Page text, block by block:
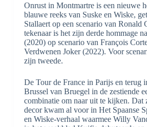
Onrust in Montmartre is een nieuwe
blauwe reeks van Suske en Wiske,
Stallaert op een scenario van Ronald
tekenaar is het zijn derde hommage
(2020) op scenario van François
Verdwenen Joker (2022). Voor
zijn tweede.
De Tour de France in Parijs en terug
Brussel van Bruegel in de zestiende
combinatie om naar uit te kijken. Dat
decor kwam al voor in Het Spaanse
en Wiske-verhaal waarmee Willy